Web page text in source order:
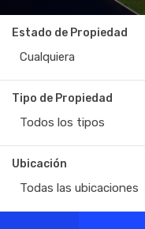
Estado de Propiedad
Cualquiera
Tipo de Propiedad
Todos los tipos
Ubicación
Todas las ubicaciones